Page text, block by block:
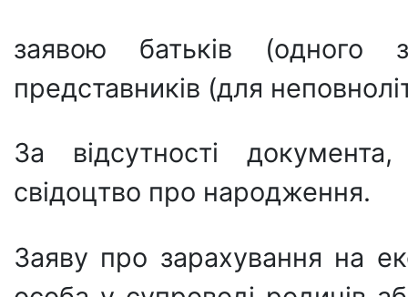
заявою батьків (одного
представників (для
За відсутності
свідоцтво про народження.
Заяву про зарахування на